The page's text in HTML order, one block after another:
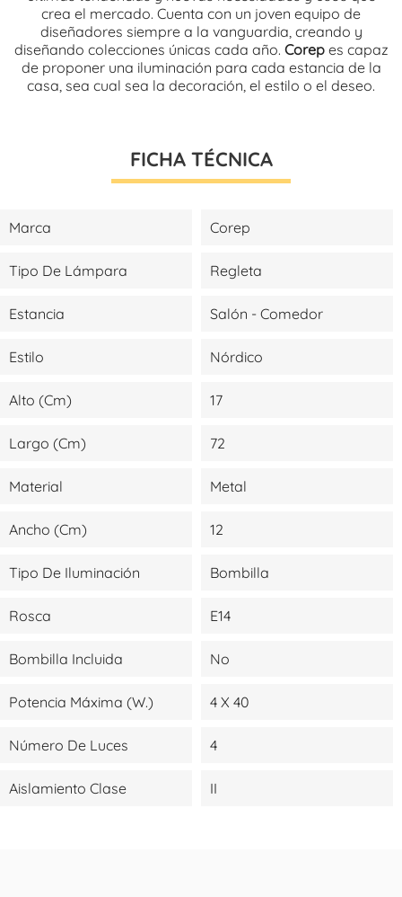
crea el mercado. Cuenta con un joven equipo de
diseñadores siempre a la vanguardia, creando y
diseñando colecciones únicas cada año. Corepes capaz
de proponer una iluminación para cada estancia de la
casa, sea cual sea la decoración, el estilo o el deseo.
FICHA TÉCNICA
Marca Corep
Tipo De Lámpara Regleta
Estancia Salón - Comedor
Estilo Nórdico
Alto (cm) 17
Largo (cm) 72
Material Metal
Ancho (cm) 12
Tipo De Iluminación Bombilla
Rosca E14
Bombilla Incluida No
Potencia Máxima (W.) 4 X 40
Número De Luces 4
Aislamiento Clase II